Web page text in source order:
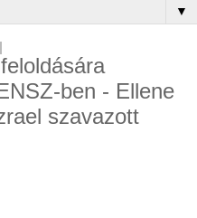
▼
ben - Ellene
szavazott